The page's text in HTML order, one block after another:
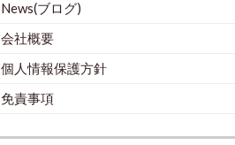
News(ブログ)
会社概要
個人情報保護方針
免責事項